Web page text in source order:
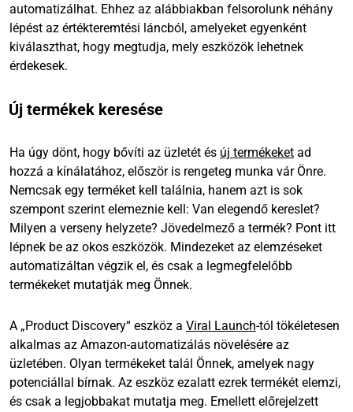
automatizálhat. Ehhez az alábbiakban felsorolunk néhány
lépést az értékteremtési láncból, amelyeket egyenként
kiválaszthat, hogy megtudja, mely eszközök lehetnek
érdekesek.
Új termékek keresése
Ha úgy dönt, hogy bővíti az üzletét és új termékeket ad
hozzá a kínálatához, először is rengeteg munka vár Önre.
Nemcsak egy terméket kell találnia, hanem azt is sok
szempont szerint elemeznie kell: Van elegendő kereslet?
Milyen a verseny helyzete? Jövedelmező a termék? Pont itt
lépnek be az okos eszközök. Mindezeket az elemzéseket
automatizáltan végzik el, és csak a legmegfelelőbb
termékeket mutatják meg Önnek.
A „Product Discovery“ eszköz a Viral Launch-tól tökéletesen
alkalmas az Amazon-automatizálás növelésére az
üzletében. Olyan termékeket talál Önnek, amelyek nagy
potenciállal bírnak. Az eszköz ezalatt ezrek termékét elemzi,
és csak a legjobbakat mutatja meg. Emellett előrejelzett